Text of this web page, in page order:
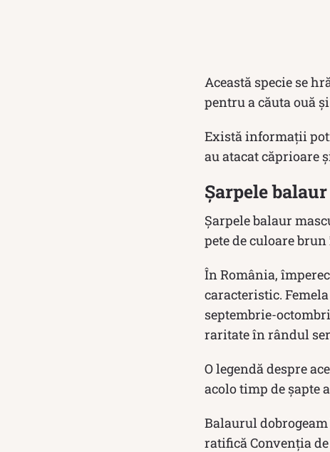
Această specie se
pentru a căuta ouă
Există informații
au atacat căprioare
Șarpele
Șarpele balaur
pete de culoare
În România,
caracteristic.
septembrie-
raritate în rândul
O legendă despre
acolo timp de şapte
Balaurul
ratifică Convenţia